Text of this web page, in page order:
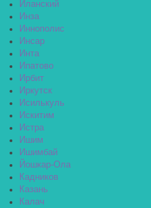
Иланский
Инза
Иннополис
Инсар
Инта
Ипатово
Ирбит
Иркутск
Исилькуль
Искитим
Истра
Ишим
Ишимбай
Йошкар-Ола
Кадников
Казань
Калач